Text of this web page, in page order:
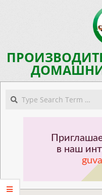
Menu
Search
в наш